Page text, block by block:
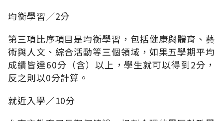
均衡學習∕2分
第三項比序項目是均衡學習，包括健康與體育、藝
術與人文、綜合活動等三個領域，如果五學期平均
成績皆達60分（含）以上，學生就可以得到2分，
反之則以0分計算。
就近入學∕10分